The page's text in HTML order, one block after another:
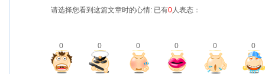
请选择您看到这篇文章时的心情: 已有0人表态：
0 0 0 0 0 0